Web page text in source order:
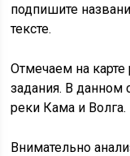
подпишите
тексте.
Отмечаем на карте
задания. В данном
реки Кама и Волга.
Внимательно